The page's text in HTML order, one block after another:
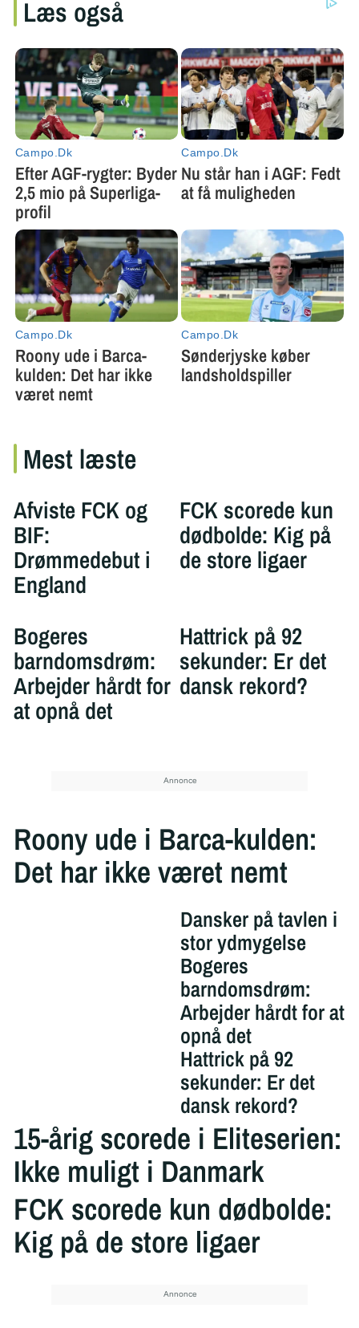
Mest læste
Afviste FCK og
BIF:
Drømmedebut i
England
FCK scorede kun
dødbolde: Kig på
de store ligaer
Bogeres
barndomsdrøm:
Arbejder hårdt for
at opnå det
Hattrick på 92
sekunder: Er det
dansk rekord?
Roony ude i Barca-kulden:
Det har ikke været nemt
Dansker på tavlen i
stor ydmygelse
Bogeres
barndomsdrøm:
Arbejder hårdt for at
opnå det
Hattrick på 92
sekunder: Er det
dansk rekord?
15-årig scorede i Eliteserien:
Ikke muligt i Danmark
FCK scorede kun dødbolde:
Kig på de store ligaer